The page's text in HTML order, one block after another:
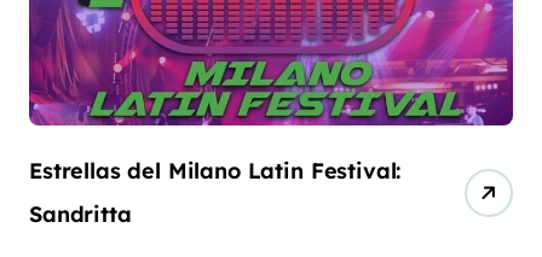
Estrellas del Milano Latin Festival:
Sandritta